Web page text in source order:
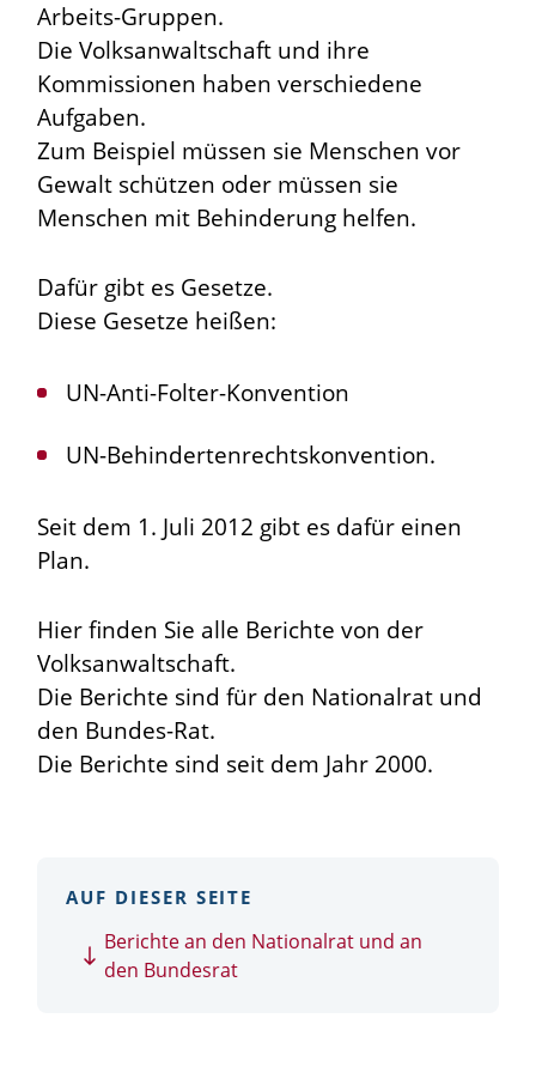
Arbeits-Gruppen.
Die Volksanwaltschaft und ihre
Kommissionen haben verschiedene
Aufgaben.
Zum Beispiel müssen sie Menschen vor
Gewalt schützen oder müssen sie
Menschen mit Behinderung helfen.
Dafür gibt es Gesetze.
Diese Gesetze heißen:
UN-Anti-Folter-Konvention
UN-Behindertenrechtskonvention.
Seit dem 1. Juli 2012 gibt es dafür einen
Plan.
Hier finden Sie alle Berichte von der
Volksanwaltschaft.
Die Berichte sind für den Nationalrat und
den Bundes-Rat.
Die Berichte sind seit dem Jahr 2000.
AUF DIESER SEITE
Berichte an den Nationalrat und an
den Bundesrat